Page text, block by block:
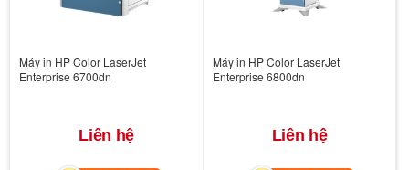
Máy in HP Color LaserJet
Enterprise 6700dn
Liên hệ
Máy in HP Color LaserJet
Enterprise 6800dn
Liên hệ